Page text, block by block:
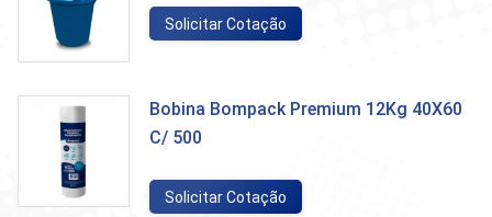
Solicitar Cotação
Bobina Bompack Premium 12Kg 40X60
C/ 500
Solicitar Cotação